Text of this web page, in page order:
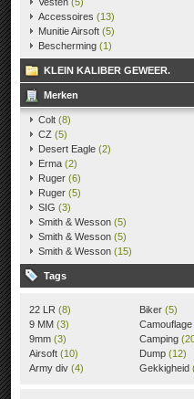
Accessoires (13)
Munitie Airsoft (5)
Bescherming (1)
KLEIN KALIBER GEWEER.
Merken
Colt (8)
CZ (5)
Desert Eagle (2)
Erma (2)
Ruger (6)
Ruger (5)
SIG (3)
Smith & Wesson (5)
Smith & Wesson (5)
Smith & Wesson (15)
Tags
22 LR (8)
9 MM (3)
9mm (3)
Airsoft (10)
Army div (4)
Biker (5)
Camouflage
Camping
Dump (12)
Gekkigheid